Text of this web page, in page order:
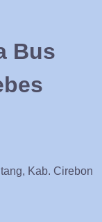
Bus
Kab. Cirebon